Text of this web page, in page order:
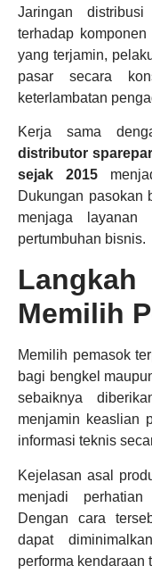
Jaringan
terhadap
yang terjamin,
pasar secara
keterlambatan
Kerja sama
distributor
sejak 2015
Dukungan pasokan
menjaga layanan
pertumbuhan bisnis.
Memilih
Memilih pemasok
bagi bengkel
sebaiknya
menjamin keaslian
informasi teknis
Kejelasan asal
menjadi
Dengan cara
dapat
performa kendaraan